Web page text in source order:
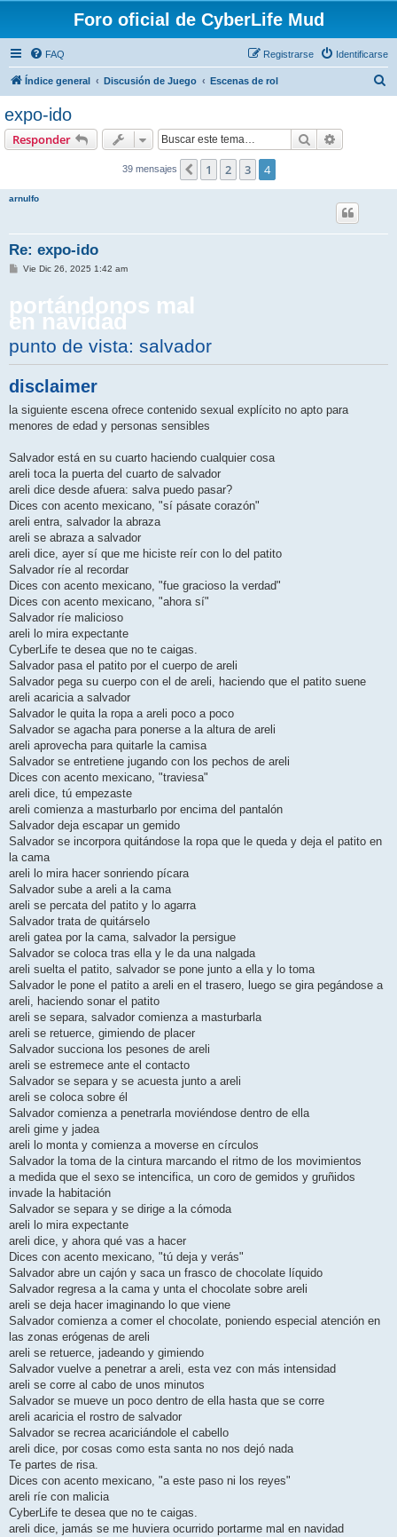
Foro oficial de CyberLife Mud
FAQ Identificarse
Registrarse
Índice general Discusión de Juego Escenas de rol
expo-ido
Responder Buscar
39 mensajes Anterior
1 2 3 4
arnulfo
Re: expo-ido
M
a
j
e
Vie Dic 26, 2025 1:42 am
portándonos mal
en navidad
punto de vista: salvador
disclaimer
la siguiente escena ofrece contenido sexual explícito no apto para
menores de edad y personas sensibles
Salvador está en su cuarto haciendo cualquier cosa
areli toca la puerta del cuarto de salvador
areli dice desde afuera: salva puedo pasar?
Dices con acento mexicano, "sí pásate corazón"
areli entra, salvador la abraza
areli se abraza a salvador
areli dice, ayer sí que me hiciste reír con lo del patito
Salvador ríe al recordar
Dices con acento mexicano, "fue gracioso la verdad"
Dices con acento mexicano, "ahora sí"
Salvador ríe malicioso
areli lo mira expectante
CyberLife te desea que no te caigas.
Salvador pasa el patito por el cuerpo de areli
Salvador pega su cuerpo con el de areli, haciendo que el patito suene
areli acaricia a salvador
Salvador le quita la ropa a areli poco a poco
Salvador se agacha para ponerse a la altura de areli
areli aprovecha para quitarle la camisa
Salvador se entretiene jugando con los pechos de areli
Dices con acento mexicano, "traviesa"
areli dice, tú empezaste
areli comienza a masturbarlo por encima del pantalón
Salvador deja escapar un gemido
Salvador se incorpora quitándose la ropa que le queda y deja el patito en
la cama
areli lo mira hacer sonriendo pícara
Salvador sube a areli a la cama
areli se percata del patito y lo agarra
Salvador trata de quitárselo
areli gatea por la cama, salvador la persigue
Salvador se coloca tras ella y le da una nalgada
areli suelta el patito, salvador se pone junto a ella y lo toma
Salvador le pone el patito a areli en el trasero, luego se gira pegándose a
areli, haciendo sonar el patito
areli se separa, salvador comienza a masturbarla
areli se retuerce, gimiendo de placer
Salvador succiona los pesones de areli
areli se estremece ante el contacto
Salvador se separa y se acuesta junto a areli
areli se coloca sobre él
Salvador comienza a penetrarla moviéndose dentro de ella
areli gime y jadea
areli lo monta y comienza a moverse en círculos
Salvador la toma de la cintura marcando el ritmo de los movimientos
a medida que el sexo se intencifica, un coro de gemidos y gruñidos
invade la habitación
Salvador se separa y se dirige a la cómoda
areli lo mira expectante
areli dice, y ahora qué vas a hacer
Dices con acento mexicano, "tú deja y verás"
Salvador abre un cajón y saca un frasco de chocolate líquido
Salvador regresa a la cama y unta el chocolate sobre areli
areli se deja hacer imaginando lo que viene
Salvador comienza a comer el chocolate, poniendo especial atención en
las zonas erógenas de areli
areli se retuerce, jadeando y gimiendo
Salvador vuelve a penetrar a areli, esta vez con más intensidad
areli se corre al cabo de unos minutos
Salvador se mueve un poco dentro de ella hasta que se corre
areli acaricia el rostro de salvador
Salvador se recrea acariciándole el cabello
areli dice, por cosas como esta santa no nos dejó nada
Te partes de risa.
Dices con acento mexicano, "a este paso ni los reyes"
areli ríe con malicia
CyberLife te desea que no te caigas.
areli dice, jamás se me huviera ocurrido portarme mal en navidad